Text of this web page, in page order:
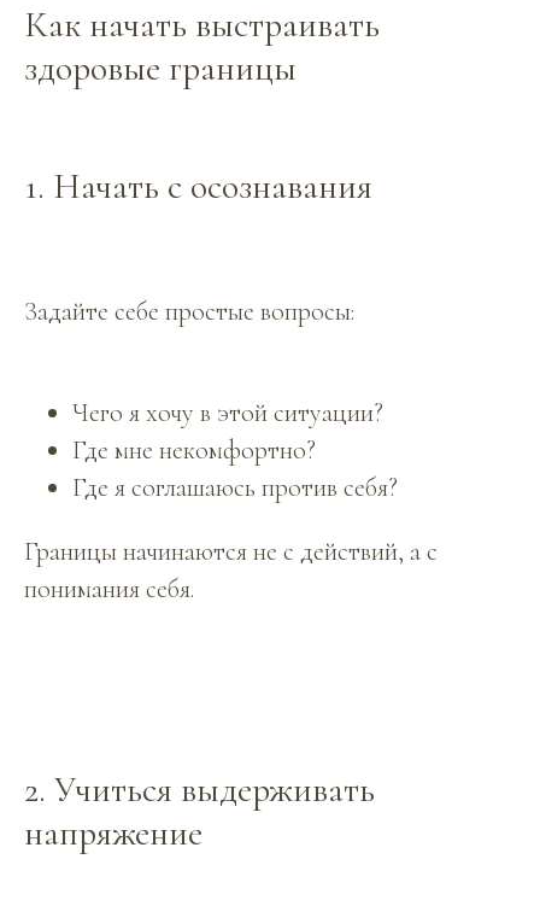
Как начать выстраивать
здоровые границы
1. Начать с осознавания
Задайте себе простые вопросы:
Чего я хочу в этой ситуации?
Где мне некомфортно?
Где я соглашаюсь против себя?
Границы начинаются не с действий, а с
понимания себя.
2. Учиться выдерживать
напряжение